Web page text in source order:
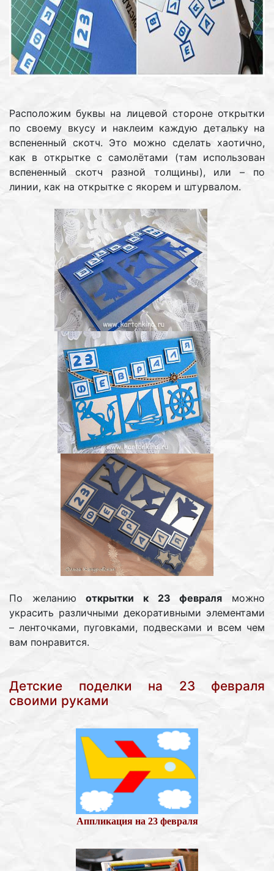
Расположим буквы на лицевой стороне открытки
по своему вкусу и наклеим каждую детальку на
вспененный скотч. Это можно сделать хаотично,
как в открытке с самолётами (там использован
вспененный скотч разной толщины), или – по
линии, как на открытке с якорем и штурвалом.
По желаниюоткрытки к 23 февраля можно
украсить различными декоративными элементами
– ленточками, пуговками, подвесками и всем чем
вам понравится.
Детские поделки на 23 февраля
своими руками
Аппликация на 23 февраля